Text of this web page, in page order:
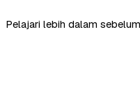
Pelajari lebih dalam